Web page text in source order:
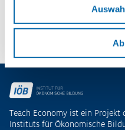
Zu
Teach Economy ist ein Projekt
Instituts für Ökonomische